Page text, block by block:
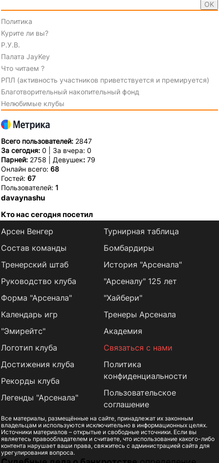
Политика
Курите ли вы?
Р.У.В.
Палата JayKey
Что читаем ?
РПЛ (активность участников приветствуется и премируется)
Благотворительный накопительный фонд
Нелюбимые клубы
Всего пользователей: 2847
За сегодня: 0 | За вчера: 0
Парней: 2758 | Девушек: 79
Онлайн всего: 68
Гостей: 67
Пользователей: 1
davaynashu
Кто нас сегодня посетил
Арсен Венгер
Состав команды
Тренерский штаб
Руководство клуба
Форма "Арсенала"
Календарь игр
Турнирная таблица
Бомбардиры
История "Арсенала"
"Арсеналу" 125 лет
"Хайбери"
Тренеры Арсенала
"Эмирейтс"
Логотип клуба
Достижения клуба
Рекорды клуба
Легенды "Арсенала"
Академия
Связаться с нами
Политика
конфиденциальности
Пользовательское
соглашение
Все материалы, размещённые на сайте, принадлежат их законным
владельцам и используются исключительно в информационных целях.
Источники материалов – открытые и свободные источники. Если вы
являетесь правообладателем и считаете, что использование какого-либо
контента нарушает ваши права, свяжитесь с администрацией сайта для
урегулирования вопроса.